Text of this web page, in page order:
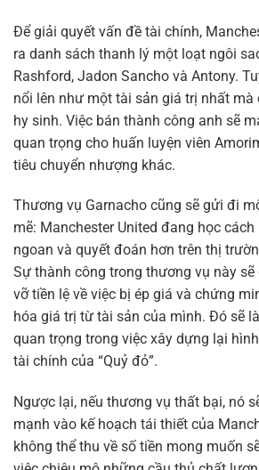
Để giải quyết vấn đề tài chính,
ra danh sách thanh lý một loạt ngôi
Rashford, Jadon Sancho và Antony.
nổi lên như một tài sản giá trị nhất mà
hy sinh. Việc bán thành công anh sẽ
quan trọng cho huấn luyện viên
tiêu chuyển nhượng khác.
Thương vụ Garnacho cũng sẽ gửi đi
mẽ: Manchester United đang học
ngoan và quyết đoán hơn trên thị
Sự thành công trong thương vụ này
vỡ tiền lệ về việc bị ép giá và chứng
hóa giá trị từ tài sản của mình. Đó sẽ
quan trọng trong việc xây dựng lại
tài chính của “Quỷ đỏ”.
Ngược lại, nếu thương vụ thất bại, nó
mạnh vào kế hoạch tái thiết của
không thể thu về số tiền mong muốn